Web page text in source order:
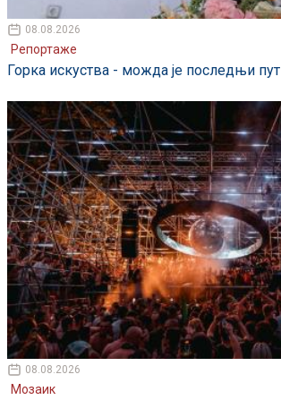
08.08.2026
Репортаже
Горка искуства - можда је последњи пут
08.08.2026
Мозаик